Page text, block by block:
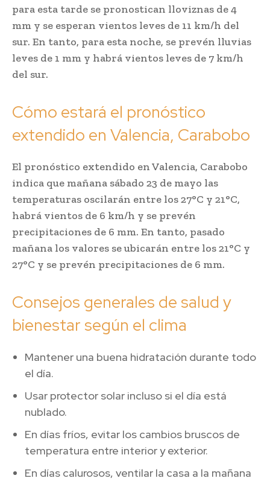
para esta tarde se pronostican lloviznas de 4
mm y se esperan vientos leves de 11 km/h del
sur. En tanto, para esta noche, se prevén lluvias
leves de 1 mm y habrá vientos leves de 7 km/h
del sur.
Cómo estará el pronóstico
extendido en Valencia, Carabobo
El pronóstico extendido en Valencia, Carabobo
indica que mañana sábado 23 de mayo las
temperaturas oscilarán entre los 27°C y 21°C,
habrá vientos de 6 km/h y se prevén
precipitaciones de 6 mm. En tanto, pasado
mañana los valores se ubicarán entre los 21°C y
27°C y se prevén precipitaciones de 6 mm.
Consejos generales de salud y
bienestar según el clima
Mantener una buena hidratación durante todo
el día.
Usar protector solar incluso si el día está
nublado.
En días fríos, evitar los cambios bruscos de
temperatura entre interior y exterior.
En días calurosos, ventilar la casa a la mañana